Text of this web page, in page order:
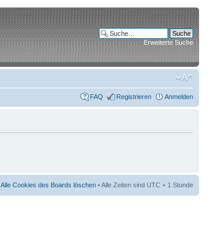
Erweiterte Suche
FAQ Registrieren Anmelden
Alle Cookies des Boards löschen • Alle Zeiten sind UTC + 1 Stunde